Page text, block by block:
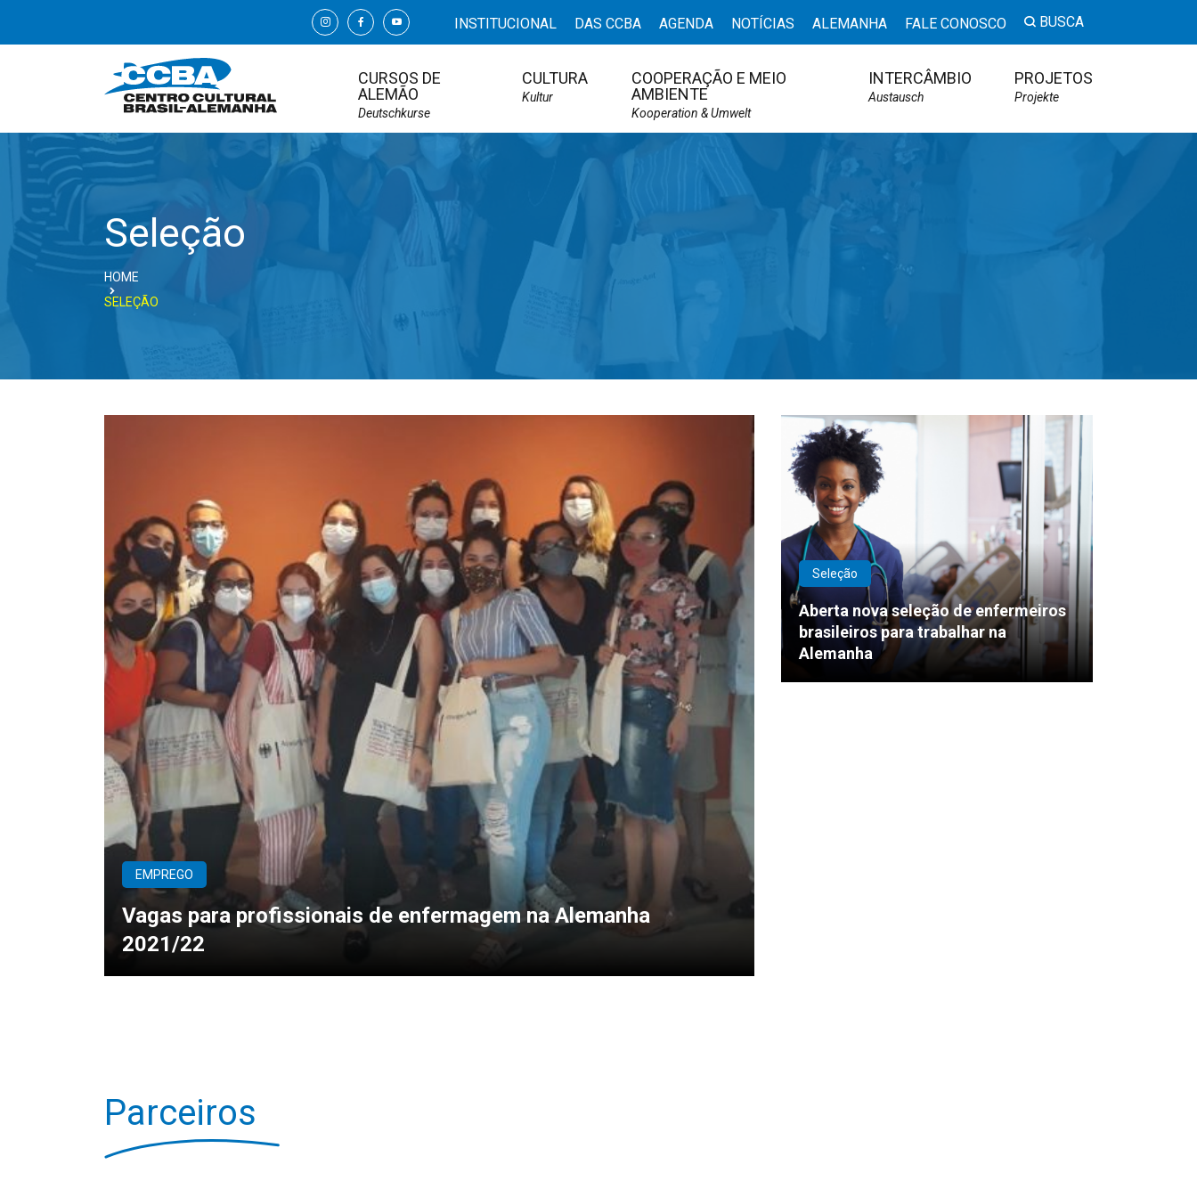
INSTITUCIONAL DAS CCBA AGENDA NOTÍCIAS ALEMANHA FALE CONOSCO BUSCA
CURSOS DE
ALEMÃO
Deutschkurse
CULTURA
Kultur
COOPERAÇÃO E MEIO
AMBIENTE
Kooperation & Umwelt
INTERCÂMBIO
Austausch
PROJETOS
Projekte
Seleção
HOME
SELEÇÃO
EMPREGO
Vagas para profissionais de enfermagem na Alemanha
2021/22
Seleção
Aberta nova seleção de enfermeiros
brasileiros para trabalhar na
Alemanha
Parceiros